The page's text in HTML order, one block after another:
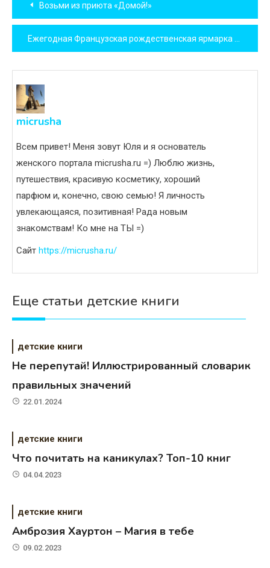
по
записям
Возьми из приюта «Домой!»
Ежегодная Французская рождественская ярмарка в Музее Москвы
micrusha
Всем привет! Меня зовут Юля и я основатель
женского портала micrusha.ru =) Люблю жизнь,
путешествия, красивую косметику, хороший
парфюм и, конечно, свою семью! Я личность
увлекающаяся, позитивная! Рада новым
знакомствам! Ко мне на ТЫ =)
Сайт https://micrusha.ru/
Еще статьи детские книги
детские книги
Не перепутай! Иллюстрированный словарик
правильных значений
22.01.2024
детские книги
Что почитать на каникулах? Топ-10 книг
04.04.2023
детские книги
Амброзия Хауртон – Магия в тебе
09.02.2023